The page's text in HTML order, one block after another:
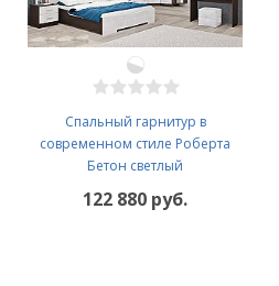
Спальный гарнитур в
современном стиле Роберта
Бетон светлый
122 880 руб.